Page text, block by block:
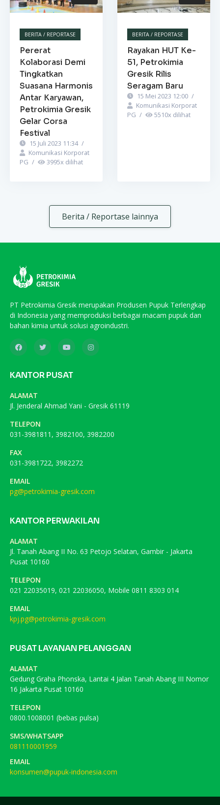
BERITA / REPORTASE
Pererat
Kolaborasi Demi
Tingkatkan
Suasana Harmonis
Antar Karyawan,
Petrokimia Gresik
Gelar Corsa
Festival
15 Juli 2023 11:34 /
Komunikasi Korporat
PG / 3995x dilihat
BERITA / REPORTASE
Rayakan HUT Ke-
51, Petrokimia
Gresik Rilis
Seragam Baru
15 Mei 2023 12:00 /
Komunikasi Korporat
PG / 5510x dilihat
Berita / Reportase lainnya
PT Petrokimia Gresik merupakan Produsen Pupuk Terlengkap
di Indonesia yang memproduksi berbagai macam pupuk dan
bahan kimia untuk solusi agroindustri.
KANTOR PUSAT
ALAMAT
Jl. Jenderal Ahmad Yani - Gresik 61119
TELEPON
031-3981811, 3982100, 3982200
FAX
031-3981722, 3982272
EMAIL
pg@petrokimia-gresik.com
KANTOR PERWAKILAN
ALAMAT
Jl. Tanah Abang II No. 63 Petojo Selatan, Gambir - Jakarta
Pusat 10160
TELEPON
021 22035019, 021 22036050, Mobile 0811 8303 014
EMAIL
kpj.pg@petrokimia-gresik.com
PUSAT LAYANAN PELANGGAN
ALAMAT
Gedung Graha Phonska, Lantai 4 Jalan Tanah Abang III Nomor
16 Jakarta Pusat 10160
TELEPON
0800.1008001 (bebas pulsa)
SMS/WHATSAPP
081110001959
EMAIL
konsumen@pupuk-indonesia.com